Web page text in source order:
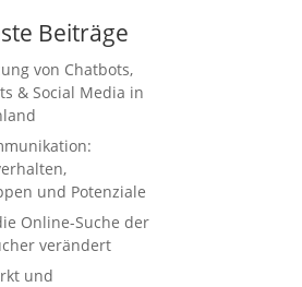
Beiträge
von Chatbots,
& Social Media in
und Potenziale
Online-Suche der
verändert
und